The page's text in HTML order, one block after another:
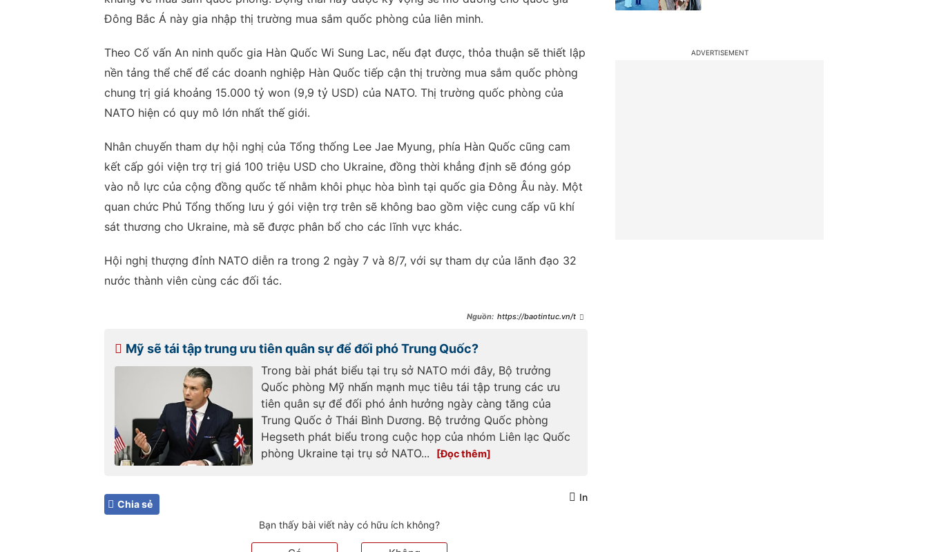
Đông Bắc Á này gia nhập thị trường mua sắm quốc phòng của liên minh.
Theo Cố vấn An ninh quốc gia Hàn Quốc Wi Sung Lac, nếu đạt được, thỏa thuận sẽ thiết lập
nền tảng thể chế để các doanh nghiệp Hàn Quốc tiếp cận thị trường mua sắm quốc phòng
chung trị giá khoảng 15.000 tỷ won (9,9 tỷ USD) của NATO. Thị trường quốc phòng của
NATO hiện có quy mô lớn nhất thế giới.
Nhân chuyến tham dự hội nghị của Tổng thống Lee Jae Myung, phía Hàn Quốc cũng cam
kết cấp gói viện trợ trị giá 100 triệu USD cho Ukraine, đồng thời khẳng định sẽ đóng góp
vào nỗ lực của cộng đồng quốc tế nhằm khôi phục hòa bình tại quốc gia Đông Âu này. Một
quan chức Phủ Tổng thống lưu ý gói viện trợ trên sẽ không bao gồm việc cung cấp vũ khí
sát thương cho Ukraine, mà sẽ được phân bổ cho các lĩnh vực khác.
Hội nghị thượng đỉnh NATO diễn ra trong 2 ngày 7 và 8/7, với sự tham dự của lãnh đạo 32
nước thành viên cùng các đối tác.
https://baotintuc.vn/the
tang-cuong-hop-tac-quoc-
20260708124216196.htm
Mỹ sẽ tái tập trung ưu tiên quân sự để đối phó Trung Quốc?
Trong bài phát biểu tại trụ sở NATO mới đây, Bộ trưởng
Quốc phòng Mỹ nhấn mạnh mục tiêu tái tập trung các ưu
tiên quân sự để đối phó ảnh hưởng ngày càng tăng của
Trung Quốc ở Thái Bình Dương. Bộ trưởng Quốc phòng
Hegseth phát biểu trong cuộc họp của nhóm Liên lạc Quốc
phòng Ukraine tại trụ sở NATO...
In
Chia sẻ
Bạn thấy bài viết này có hữu ích không?